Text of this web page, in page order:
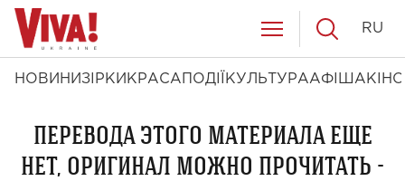
НОВИНИ ЗІРКИ КРАСА ПОДІЇ КУЛЬТУРААФІША КІНО
RU
ПЕРЕВОДА ЭТОГО МАТЕРИАЛА ЕЩЕ
НЕТ, ОРИГИНАЛ МОЖНО ПРОЧИТАТЬ -